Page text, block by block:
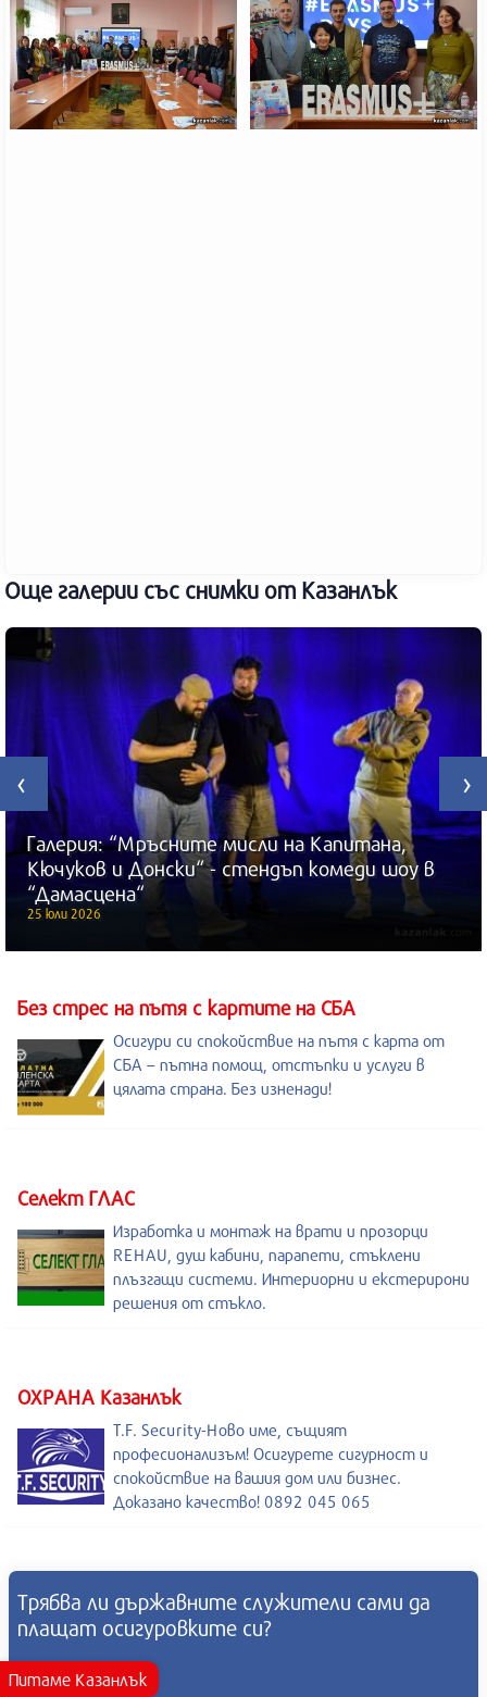
Още галерии със снимки от Казанлък
Галерия: “Мръсните мисли на Капитана,
Кючуков и Донски“ - стендъп комеди шоу в
“Дамасцена“
25 юли 2026
‹ ›
Без стрес на пътя с картите на СБА
Осигури си спокойствие на пътя с карта от
СБА – пътна помощ, отстъпки и услуги в
цялата страна. Без изненади!
Селект ГЛАС
Изработка и монтаж на врати и прозорци
REHAU, душ кабини, парапети, стъклени
плъзгащи системи. Интериорни и екстерирони
решения от стъкло.
ОХРАНА Казанлък
T.F. Security-Ново име, същият
професионализъм! Осигурете сигурност и
спокойствие на вашия дом или бизнес.
Доказано качество! 0892 045 065
Питаме Казанлък
Трябва ли държавните служители сами да
плащат осигуровките си?